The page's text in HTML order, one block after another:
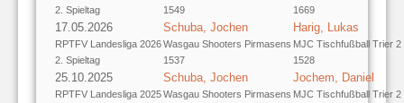
2. Spieltag
1549
1669
17.05.2026
RPTFV Landesliga 2026
2. Spieltag
Schuba, Jochen
Wasgau Shooters Pirmasens
1537
Harig, Lukas
MJC Tischfußball Trier 2
1528
25.10.2025
RPTFV Landesliga 2025
Schuba, Jochen
Wasgau Shooters Pirmasens
Jochem, Daniel
MJC Tischfußball Trier 2